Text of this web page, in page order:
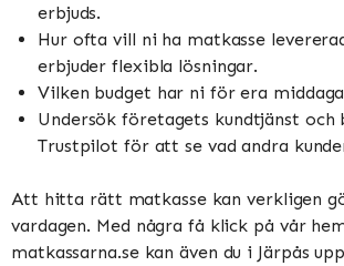
erbjuds.
Hur ofta vill ni ha matkasse
erbjuder flexibla lösningar.
Vilken budget har ni för era
Undersök företagets kundtjänst och
Trustpilot för att se vad andra
Att hitta rätt matkasse kan verkligen
vardagen. Med några få klick på vår
matkassarna.se kan även du i Järpås